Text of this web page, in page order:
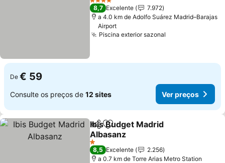
4 Estrelas
8,7 Excelente
7.972
a 4.0 km de Adolfo Suárez Madrid–Barajas
Airport
Piscina exterior sazonal
De € 59
Consulte os preços de 12 sites Ver preços
PartilharAdicionar aos favoritos
Ibis Budget Madrid
Albasanz
Ver preços
1 Estrelas
8,5 Excelente
2.256
a 0.7 km de Torre Arias Metro Station